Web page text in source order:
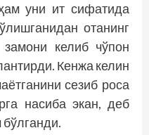
уни ит сифатида
отанинг
келиб чўпон
Кенжа келин
сезиб роса
насиба экан, деб
бўлганди.